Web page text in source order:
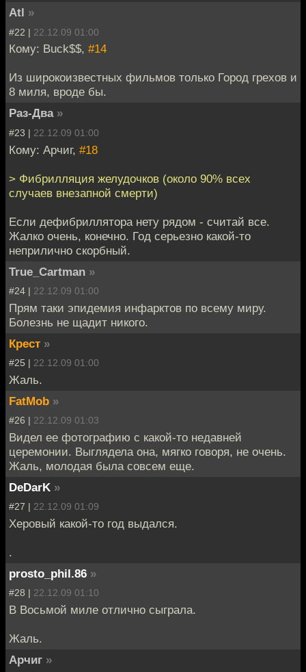
Atl »
#22 | 22.12.09 01:00
Кому: Buck$$, #14
Из широкоизвестных фильмов только Город грехов и
8 миля, вроде бы.
Раз-Два »
#23 | 22.12.09 01:00
Кому: Арчиг, #18
> Фибрилляция желудочков (около 90% всех
случаев внезапной смерти)
Если дефибриллятора нету рядом - считай все.
Жалко очень, конечно. Год серьезно какой-то
неприлично скорбный.
True_Cartman »
#24 | 22.12.09 01:00
Прям таки эпидемия инфарктов по всему миру.
Болезнь не щадит никого.
Крест »
#25 | 22.12.09 01:00
Жаль.
FatMob »
#26 | 22.12.09 01:03
Видел ее фотографию с какой-то недавней
церемонии. Выглядела она, мягко говоря, не очень.
Жаль, молодая была совсем еще.
DeDarK »
#27 | 22.12.09 01:09
Херовый какой-то год выдался.
.
prosto_phil.86 »
#28 | 22.12.09 01:10
В Восьмой миле отлично сыграла.
Жаль.
Арчиг »